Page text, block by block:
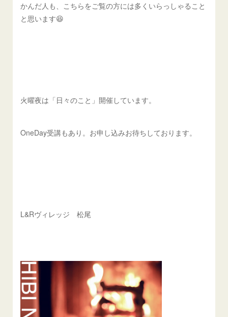
かんだ人も、こちらをご覧の方には多くいらっしゃること
と思います😆
火曜夜は「日々のこと」開催しています。
OneDay受講もあり。お申し込みお待ちしております。
L&Rヴィレッジ 松尾